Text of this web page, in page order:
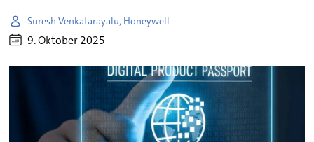
Suresh Venkatarayalu, Honeywell
9. Oktober 2025